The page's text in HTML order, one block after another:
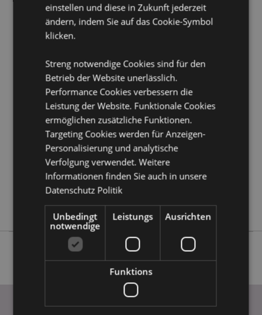
Produktinformation:Dieser Artikel hat keinen
Reißverschluss oder Innenfutter
Wiederverwendbar:
Produktattribute
Information
Höhe 39.5cm Breite 37.5cm Tiefe 0.1cm
5055071512759
100
0.142000
Keine
Keine
Keine
Mr Bean
einstellen und diese in Zukunft jederzeit
ändern, indem Sie auf das Cookie-Symbol
klicken.
Streng notwendige Cookies sind für den
Betrieb der Website unerlässlich.
Performance Cookies verbessern die
Leistung der Website. Funktionale Cookies
ermöglichen zusätzliche Funktionen.
Targeting Cookies werden für Anzeigen-
Personalisierung und analytische
Verfolgung verwendet. Weitere
Informationen finden Sie auch in unsere
Datenschutz Politik
Unbedingt
notwendige
Leistungs Ausrichten
Funktions